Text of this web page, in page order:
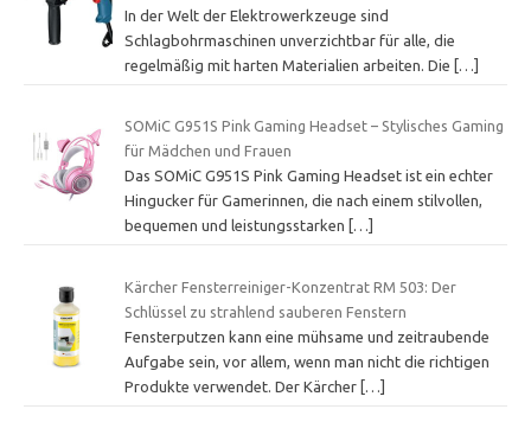
In der Welt der Elektrowerkzeuge sind
Schlagbohrmaschinen unverzichtbar für alle, die
regelmäßig mit harten Materialien arbeiten. Die
[…]
SOMiC G951S Pink Gaming Headset – Stylisches Gaming
für Mädchen und Frauen
Das SOMiC G951S Pink Gaming Headset ist ein echter
Hingucker für Gamerinnen, die nach einem stilvollen,
bequemen und leistungsstarken
[…]
Kärcher Fensterreiniger-Konzentrat RM 503: Der
Schlüssel zu strahlend sauberen Fenstern
Fensterputzen kann eine mühsame und zeitraubende
Aufgabe sein, vor allem, wenn man nicht die richtigen
Produkte verwendet. Der Kärcher […]